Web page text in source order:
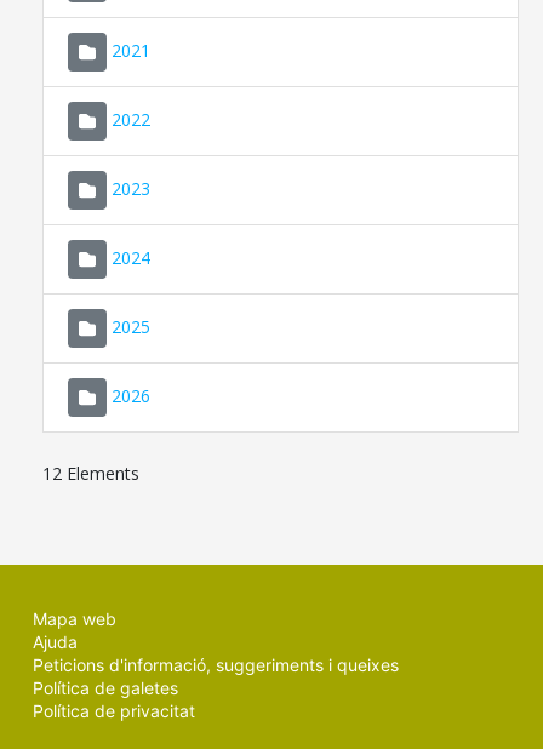
2021
2022
2023
2024
2025
2026
12 Elements
Mapa web
Ajuda
Peticions d'informació, suggeriments i queixes
Política de galetes
Política de privacitat